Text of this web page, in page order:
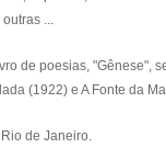
...
de poesias, "Gênese",
(1922) e A Fonte da
de Janeiro.